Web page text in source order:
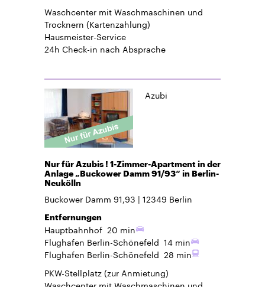
Waschcenter mit Waschmaschinen und
Trocknern (Kartenzahlung)
Hausmeister-Service
24h Check-in nach Absprache
Azubi
Nur für Azubis ! 1-Zimmer-Apartment in der
Anlage „Buckower Damm 91/93“ in Berlin-
Neukölln
Buckower Damm 91,93 12349 Berlin
Entfernungen
Hauptbahnhof 20 min
Flughafen Berlin-Schönefeld 14 min
Flughafen Berlin-Schönefeld 28 min
PKW-Stellplatz(zur Anmietung)